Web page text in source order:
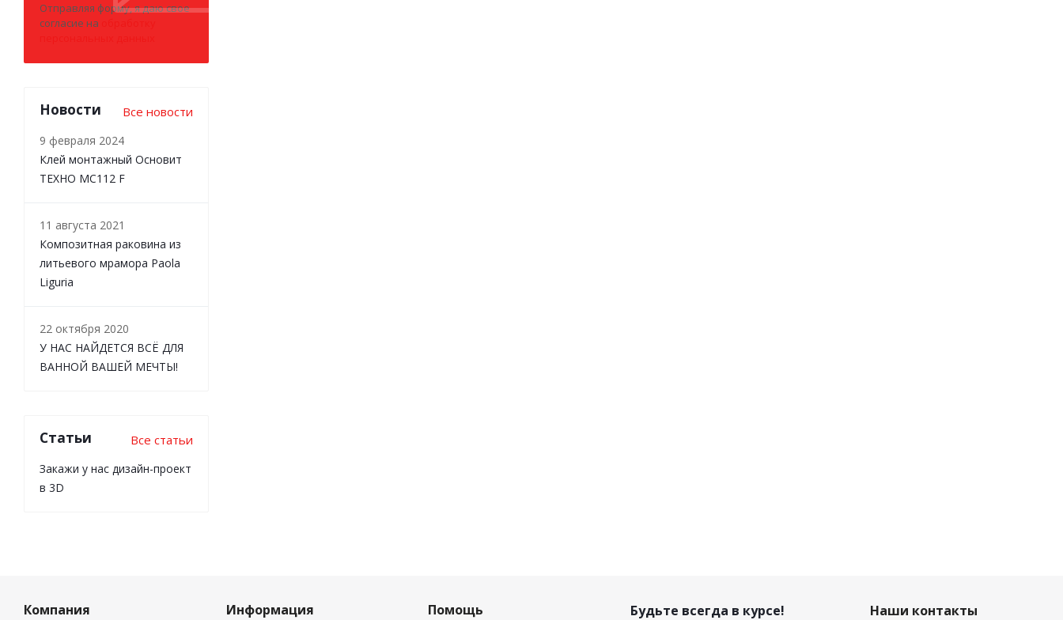
Отправляя форму, я даю свое
согласие на
Новости Все новости
9 февраля 2024
Клей монтажный Основит
ТЕХНО MC112 F
11 августа 2021
Композитная раковина из
литьевого мрамора Paola
Liguria
22 октября 2020
У НАС НАЙДЕТСЯ ВСЁ ДЛЯ
ВАННОЙ ВАШЕЙ МЕЧТЫ!
Статьи Все статьи
Закажи у нас дизайн-проект
в 3D
Компания Информация Помощь Будьте всегда в курсе!
Наши контакты